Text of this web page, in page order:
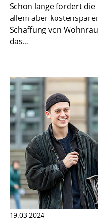
Schon lange fordert
allem aber
Schaffung von
das…
19.03.2024